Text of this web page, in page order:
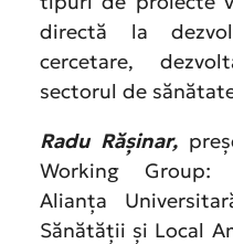
directă la
cercetare,
sectorul de
Radu Rășinar,
Working Group:
Alianța
Sănătății și Local